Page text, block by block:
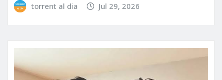
torrent al dia Jul 29, 2026